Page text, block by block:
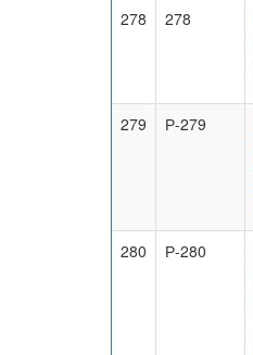
278 278
279 Р-279
280 Р-280